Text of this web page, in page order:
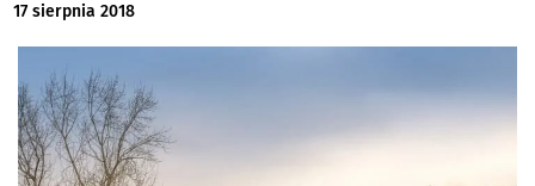
17 sierpnia 2018